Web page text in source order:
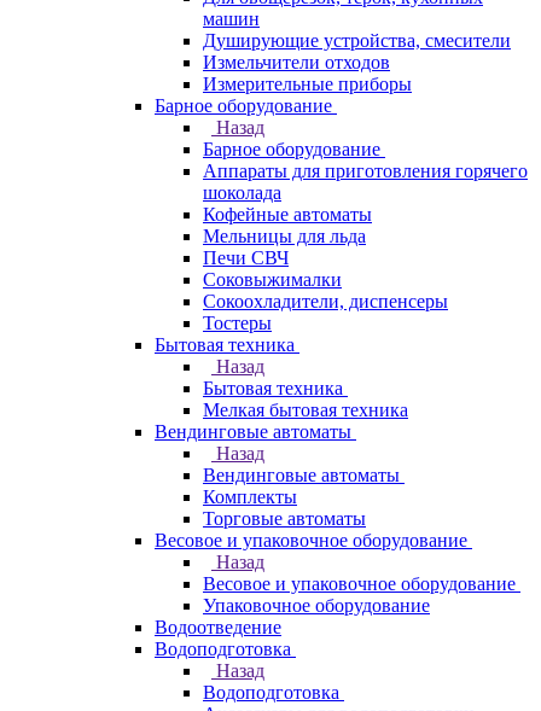
машин
Душирующие устройства, смесители
Измельчители отходов
Измерительные приборы
Барное оборудование
Назад
Барное оборудование
Аппараты для приготовления горячего
шоколада
Кофейные автоматы
Мельницы для льда
Печи СВЧ
Соковыжималки
Сокоохладители, диспенсеры
Тостеры
Бытовая техника
Назад
Бытовая техника
Мелкая бытовая техника
Вендинговые автоматы
Назад
Вендинговые автоматы
Комплекты
Торговые автоматы
Весовое и упаковочное оборудование
Назад
Весовое и упаковочное оборудование
Упаковочное оборудование
Водоотведение
Водоподготовка
Назад
Водоподготовка